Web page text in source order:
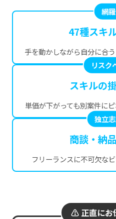
網
47種スキ
手を動かしながら自分に合
リスク
スキルの
単価が下がっても別案件に
独立
商談・納
フリーランスに不可欠な
⚠️ 正直にお